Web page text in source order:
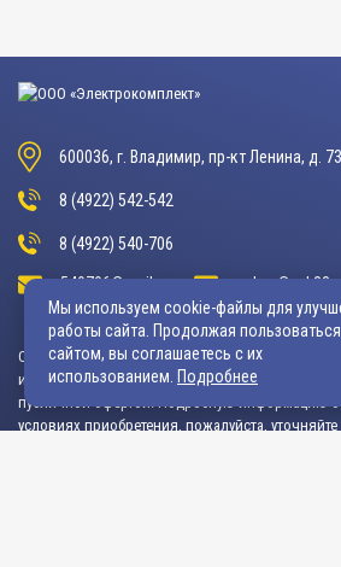
600036, г. Владимир, пр-кт Ленина, д.
8 (4922) 542-542
8 (4922) 540-706
540706@mail.ru
Обращаем ваше внимание, что сайт vek33.ru
информационный характер и ни при каких
публичной офертой. Подробную информацию о
условиях приобретения, пожалуйста,
Мы используем cookie-файлы для
работы сайта. Продолжая пользоваться
сайтом, вы соглашаетесь с их
использованием. Подробнее